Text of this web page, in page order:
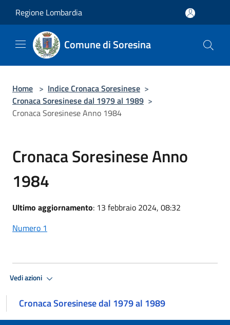
Regione Lombardia
Comune di Soresina
Home > Indice Cronaca Soresinese >
Cronaca Soresinese dal 1979 al 1989 >
Cronaca Soresinese Anno 1984
Cronaca Soresinese Anno
1984
Ultimo aggiornamento: 13 febbraio 2024, 08:32
Numero 1
Vedi azioni
Cronaca Soresinese dal 1979 al 1989